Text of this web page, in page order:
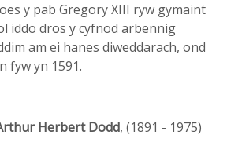
y pab Gregory XIII ryw gymaint
iddo dros y cyfnod arbennig
am ei hanes diweddarach, ond
fyw yn 1591.
Herbert Dodd, (1891 - 1975)